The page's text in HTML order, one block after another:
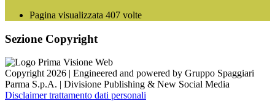
Pagina visualizzata 407 volte
Sezione Copyright
Copyright 2026 | Engineered and powered by Gruppo Spaggiari
Parma S.p.A. | Divisione Publishing & New Social Media
Disclaimer trattamento dati personali